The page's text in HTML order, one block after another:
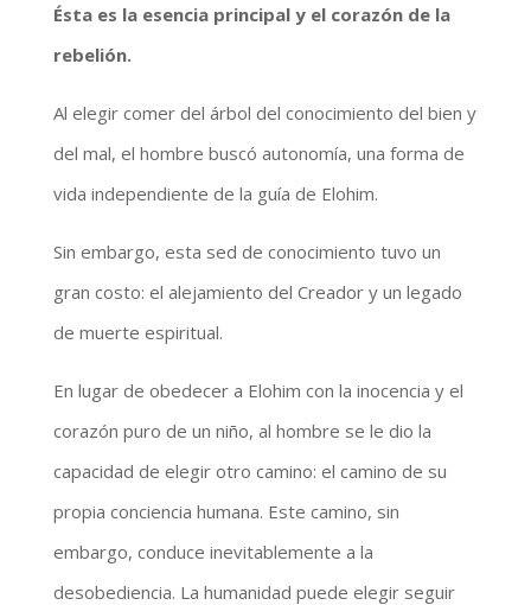
Ésta es la esencia principal y el corazón de la
rebelión.
Al elegir comer del árbol del conocimiento del bien y
del mal, el hombre buscó autonomía, una forma de
vida independiente de la guía de Elohim.
Sin embargo, esta sed de conocimiento tuvo un
gran costo: el alejamiento del Creador y un legado
de muerte espiritual.
En lugar de obedecer a Elohim con la inocencia y el
corazón puro de un niño, al hombre se le dio la
capacidad de elegir otro camino: el camino de su
propia conciencia humana. Este camino, sin
embargo, conduce inevitablemente a la
desobediencia. La humanidad puede elegir seguir